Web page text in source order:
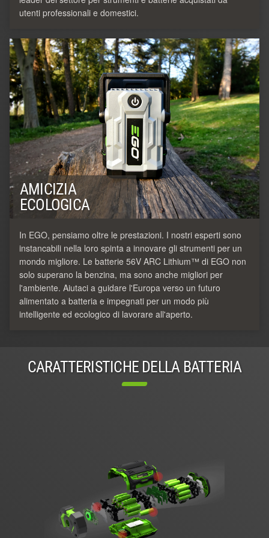
utenti professionali e domestici.
AMICIZIA
ECOLOGICA
In EGO, pensiamo oltre le prestazioni. I nostri esperti sono
instancabili nella loro spinta a innovare gli strumenti per un
mondo migliore. Le batterie 56V ARC Lithium™ di EGO non
solo superano la benzina, ma sono anche migliori per
l'ambiente. Aiutaci a guidare l'Europa verso un futuro
alimentato a batteria e impegnati per un modo più
intelligente ed ecologico di lavorare all'aperto.
CARATTERISTICHE DELLA BATTERIA